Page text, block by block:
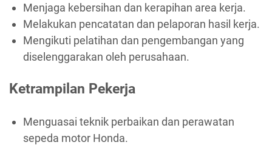
Menjaga kebersihan dan kerapihan area kerja.
Melakukan pencatatan dan pelaporan hasil kerja.
Mengikuti pelatihan dan pengembangan yang
diselenggarakan oleh perusahaan.
Ketrampilan Pekerja
Menguasai teknik perbaikan dan perawatan
sepeda motor Honda.